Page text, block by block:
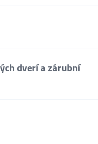
dverí a zárubní